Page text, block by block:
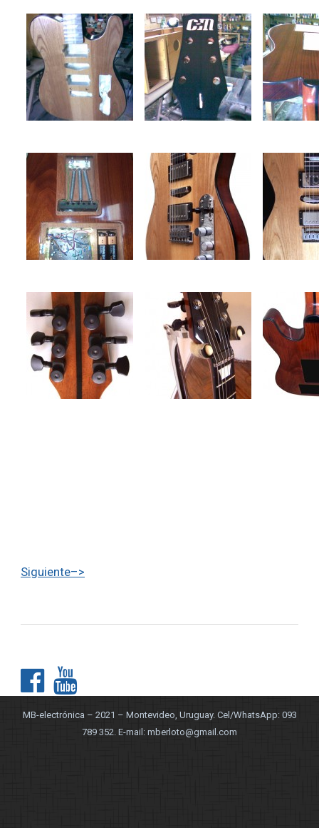
Siguiente–>
 
MB-electrónica – 2021 – Montevideo, Uruguay. Cel/WhatsApp: 093
789 352. E-mail: mberloto@gmail.com